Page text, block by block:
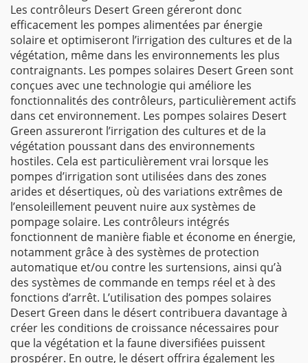
Les contrôleurs Desert Green géreront donc
efficacement les pompes alimentées par énergie
solaire et optimiseront l’irrigation des cultures et de la
végétation, même dans les environnements les plus
contraignants. Les pompes solaires Desert Green sont
conçues avec une technologie qui améliore les
fonctionnalités des contrôleurs, particulièrement actifs
dans cet environnement. Les pompes solaires Desert
Green assureront l’irrigation des cultures et de la
végétation poussant dans des environnements
hostiles. Cela est particulièrement vrai lorsque les
pompes d’irrigation sont utilisées dans des zones
arides et désertiques, où des variations extrêmes de
l’ensoleillement peuvent nuire aux systèmes de
pompage solaire. Les contrôleurs intégrés
fonctionnent de manière fiable et économe en énergie,
notamment grâce à des systèmes de protection
automatique et/ou contre les surtensions, ainsi qu’à
des systèmes de commande en temps réel et à des
fonctions d’arrêt. L’utilisation des pompes solaires
Desert Green dans le désert contribuera davantage à
créer les conditions de croissance nécessaires pour
que la végétation et la faune diversifiées puissent
prospérer. En outre, le désert offrira également les